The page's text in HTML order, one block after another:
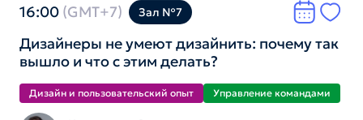
16:00 (GMT+7) Зал №7
Дизайнеры не умеют дизайнить: почему так
вышло и что с этим делать?
Дизайн и пользователь­ский опыт Управление командами